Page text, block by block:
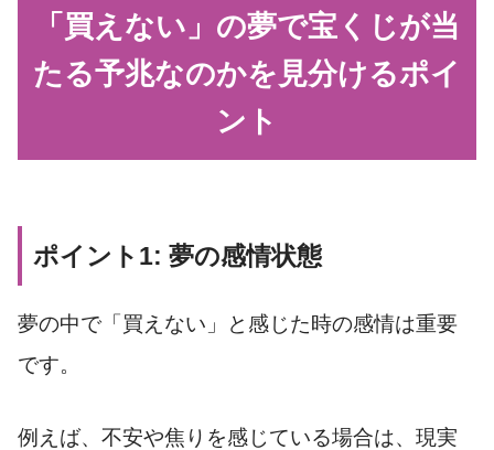
「買えない」の夢で宝くじが当
たる予兆なのかを見分けるポイ
ント
ポイント1: 夢の感情状態
夢の中で「買えない」と感じた時の感情は重要
です。
例えば、不安や焦りを感じている場合は、現実